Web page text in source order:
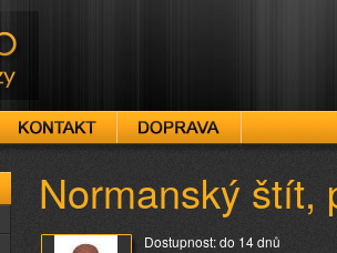
Normanský štít,
Dostupnost: do 14 dnů